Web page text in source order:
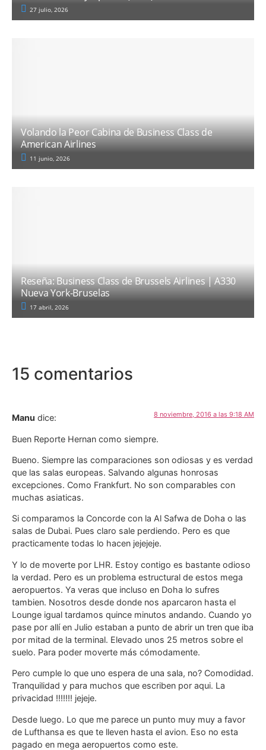
27 julio, 2026
Volando la Peor Cabina de Business Class de
American Airlines
11 junio, 2026
Reseña: Business Class de Brussels Airlines | A330
Nueva York-Bruselas
17 abril, 2026
15 comentarios
Manu dice: 8 noviembre, 2016 a las 9:18 AM
Buen Reporte Hernan como siempre.
Bueno. Siempre las comparaciones son odiosas y es verdad
que las salas europeas. Salvando algunas honrosas
excepciones. Como Frankfurt. No son comparables con
muchas asiaticas.
Si comparamos la Concorde con la Al Safwa de Doha o las
salas de Dubai. Pues claro sale perdiendo. Pero es que
practicamente todas lo hacen jejejeje.
Y lo de moverte por LHR. Estoy contigo es bastante odioso
la verdad. Pero es un problema estructural de estos mega
aeropuertos. Ya veras que incluso en Doha lo sufres
tambien. Nosotros desde donde nos aparcaron hasta el
Lounge igual tardamos quince minutos andando. Cuando yo
pase por allí en Julio estaban a punto de abrir un tren que iba
por mitad de la terminal. Elevado unos 25 metros sobre el
suelo. Para poder moverte más cómodamente.
Pero cumple lo que uno espera de una sala, no? Comodidad.
Tranquilidad y para muchos que escriben por aqui. La
privacidad !!!!!!! jejeje.
Desde luego. Lo que me parece un punto muy muy a favor
de Lufthansa es que te lleven hasta el avion. Eso no esta
pagado en mega aeropuertos como este.